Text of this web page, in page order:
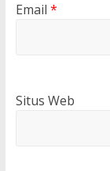
Email *
Situs Web